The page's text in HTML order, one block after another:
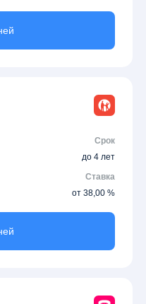
Срок
до 4 лет
Ставка
от 38,00 %